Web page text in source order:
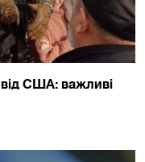
США: важливі